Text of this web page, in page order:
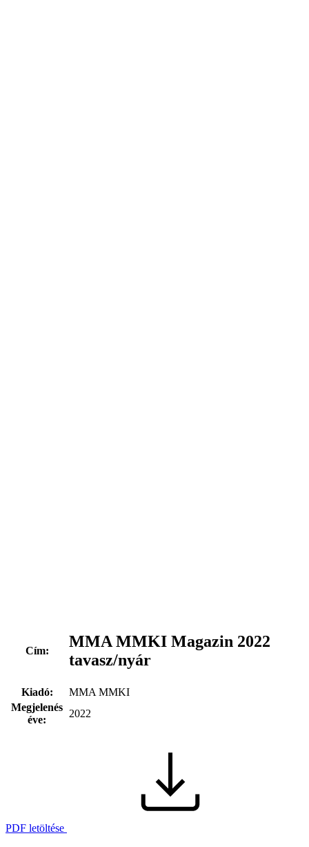
Cím:
MMA MMKI Magazin 2022
tavasz/nyár
Kiadó:
MMA MMKI
Megjelenés
éve:
2022
PDF letöltése